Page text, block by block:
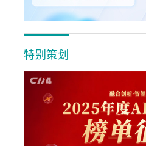
特别策划